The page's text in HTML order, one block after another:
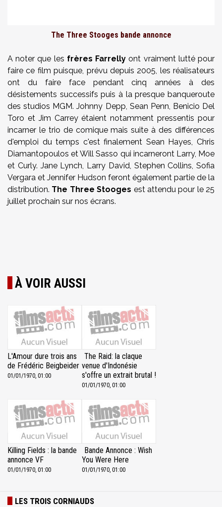
The Three Stooges bande annonce
A noter que les frères Farrelly ont vraiment lutté pour
faire ce film puisque, prévu depuis 2005, les réalisateurs
ont du faire face pendant cinq années à des
désistements successifs puis à la presque banqueroute
des studios MGM. Johnny Depp, Sean Penn, Benicio Del
Toro et Jim Carrey étaient notamment pressentis pour
incarner le trio de comique mais suite à des différences
d'emploi du temps c'est finalement Sean Hayes, Chris
Diamantopoulos et Will Sasso qui incarneront Larry, Moe
et Curly. Jane Lynch, Larry David, Stephen Collins, Sofia
Vergara et Jennifer Hudson feront également partie de la
distribution. The Three Stooges est attendu pour le 25
juillet prochain sur nos écrans.
À VOIR AUSSI
L'Amour dure trois ans
de Frédéric Beigbeider
01/01/1970, 01:00
The Raid: la claque
venue d'Indonésie
s'offre un extrait brutal !
01/01/1970, 01:00
Killing Fields : la bande
annonce VF
01/01/1970, 01:00
Bande Annonce : Wish
You Were Here
01/01/1970, 01:00
LES TROIS CORNIAUDS